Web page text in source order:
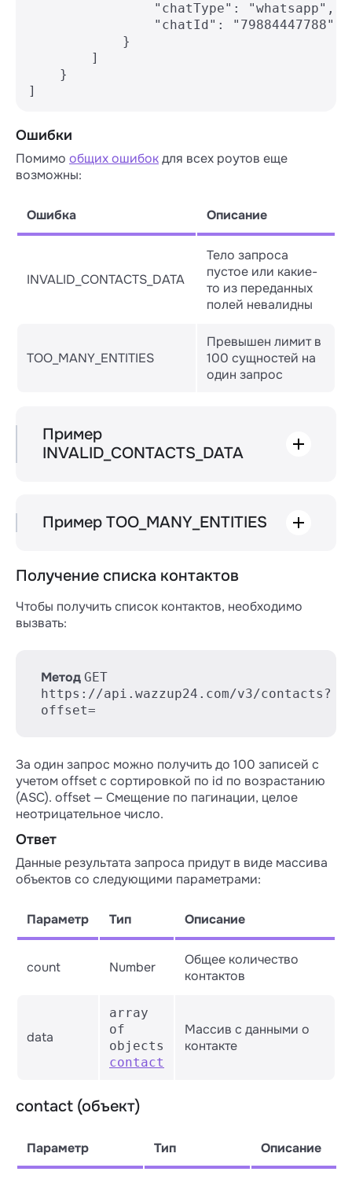
"chatType": "whatsapp",
"chatId": "79884447788"
}
]
}
]
Ошибки
Помимо общих ошибокдля всех роутов еще
возможны:
Ошибка Описание
INVALID_CONTACTS_DATA
Тело запроса
пустое или какие-
то из переданных
полей невалидны
TOO_MANY_ENTITIES
Превышен лимит в
100 сущностей на
один запрос
Пример
INVALID_CONTACTS_DATA
{
"error": "INVALID_CONTACTS_DATA",
{
fields: [
"responsibleUserId",
]
Пример TOO_MANY_ENTITIES
HTTP/1.1 400 Bad Request
{
"error": "TOO_MANY_ENTITIES",
"description": "Too many entities
}
Получение списка контактов
Чтобы получить список контактов, необходимо
вызвать:
Метод GET
https://api.wazzup24.com/v3/contacts?
offset=
За один запрос можно получить до 100 записей с
учетом offset c сортировкой по id по возрастанию
(ASC). offset — Смещение по пагинации, целое
неотрицательное число.
Ответ
Данные результата запроса придут в виде массива
объектов со следующими параметрами:
Параметр Тип Описание
count Number
Общее количество
контактов
data
array
of
objects
contact
Массив с данными о
контакте
contact (объект)
Параметр Тип Описание